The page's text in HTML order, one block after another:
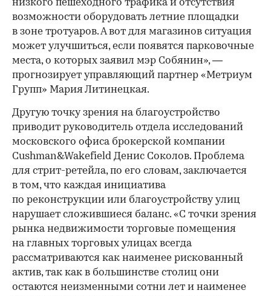
низкого пешеходного трафика и отсутствия
возможности оборудовать летние площадки
в зоне тротуаров. А вот для магазинов ситуация
может улучшиться, если появятся парковочные
места, о которых заявил мэр Собянин», —
прогнозирует управляющий партнер «Метриум
Групп» Мария Литинецкая.
Другую точку зрения на благоустройство
приводит руководитель отдела исследований
московского офиса брокерской компании
Cushman&Wakefield Денис Соколов. Проблема
для стрит-ретейла, по его словам, заключается
в том, что каждая инициатива
по реконструкции или благоустройству улиц
нарушает сложившиеся баланс. «С точки зрения
рынка недвижимости торговые помещения
на главных торговых улицах всегда
рассматриваются как наименее рискованный
актив, так как в большинстве столиц они
остаются неизменными сотни лет и наименее